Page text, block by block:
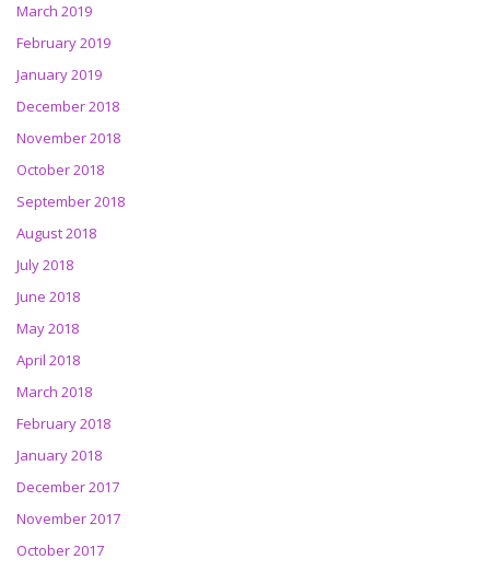
March 2019
February 2019
January 2019
December 2018
November 2018
October 2018
September 2018
August 2018
July 2018
June 2018
May 2018
April 2018
March 2018
February 2018
January 2018
December 2017
November 2017
October 2017